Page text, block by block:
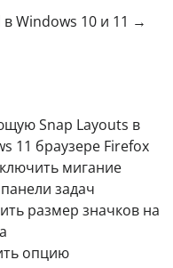
Windows 10 и 11 →
Snap Layouts в
11 браузере Firefox
мигание
задач
размер значков на
опцию